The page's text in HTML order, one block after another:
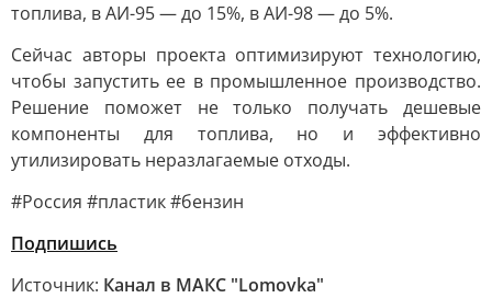
топлива, в АИ-95 — до 15%, в АИ-98 — до 5%.
Сейчас авторы проекта оптимизируют технологию,
чтобы запустить ее в промышленное производство.
Решение поможет не только получать дешевые
компоненты для топлива, но и эффективно
утилизировать неразлагаемые отходы.
#Россия #пластик #бензин
Подпишись
Источник: Канал в МАКС "Lomovka"